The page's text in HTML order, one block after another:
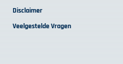
Disclaimer
Veelgestelde Vragen